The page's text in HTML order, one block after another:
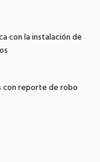
con la instalación de
con reporte de robo